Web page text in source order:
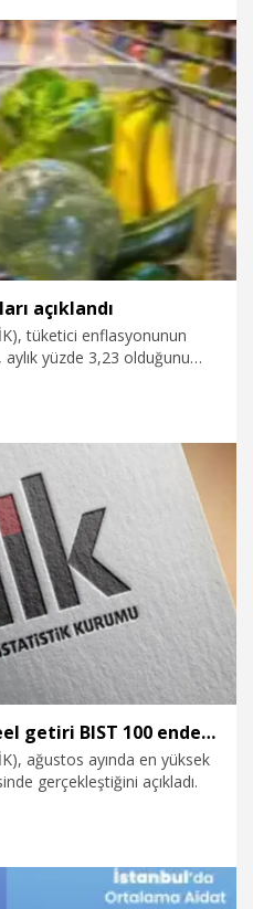
açıklandı
tüketici enflasyonunun
aylık yüzde 3,23 olduğunu
TÜİK: Aylık en yüksek reel getiri BIST 100 endeksinde oldu
ağustos ayında en yüksek
gerçekleştiğini açıkladı.